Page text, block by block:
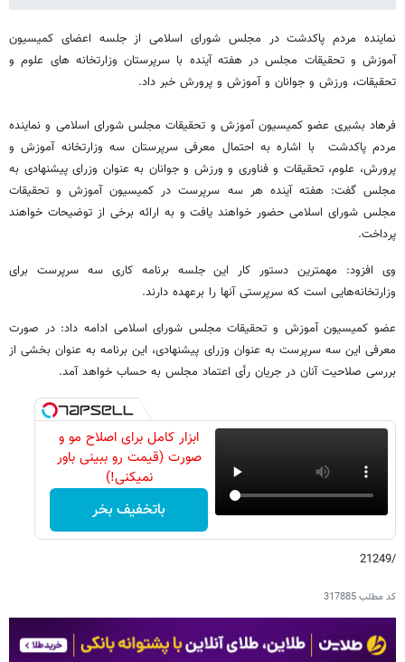
نماینده مردم پاکدشت در مجلس شورای اسلامی از جلسه اعضای کمیسیون
آموزش و تحقیقات مجلس در هفته آینده با سرپرستان وزارتخانه های علوم و
تحقیقات، ورزش و جوانان و آموزش و پرورش خبر داد.
فرهاد بشیری عضو کمیسیون آموزش و تحقیقات مجلس شورای اسلامی و نماینده
مردم پاکدشت با اشاره به احتمال معرفی سرپرستان سه وزارتخانه آموزش و
پرورش، علوم، تحقیقات و فناوری و ورزش و جوانان به عنوان وزرای پیشنهادی به
مجلس گفت: هفته آینده هر سه سرپرست در کمیسیون آموزش و تحقیقات
مجلس شورای اسلامی حضور خواهند یافت و به ارائه برخی از توضیحات خواهند
پرداخت.
وی افزود: مهمترین دستور کار این جلسه برنامه کاری سه سرپرست برای
وزارتخانه‌هایی است که سرپرستی آنها را برعهده دارند.
عضو کمیسیون آموزش و تحقیقات مجلس شورای اسلامی ادامه داد: در صورت
معرفی این سه سرپرست به عنوان وزرای پیشنهادی، این برنامه به عنوان بخشی از
بررسی صلاحیت آنان در جریان رأی اعتماد مجلس به حساب خواهد آمد.
ابزار کامل برای اصلاح مو و
صورت (قیمت رو ببینی باور
نمیکنی!)
باتخفیف بخر
/21249
کد مطلب317885